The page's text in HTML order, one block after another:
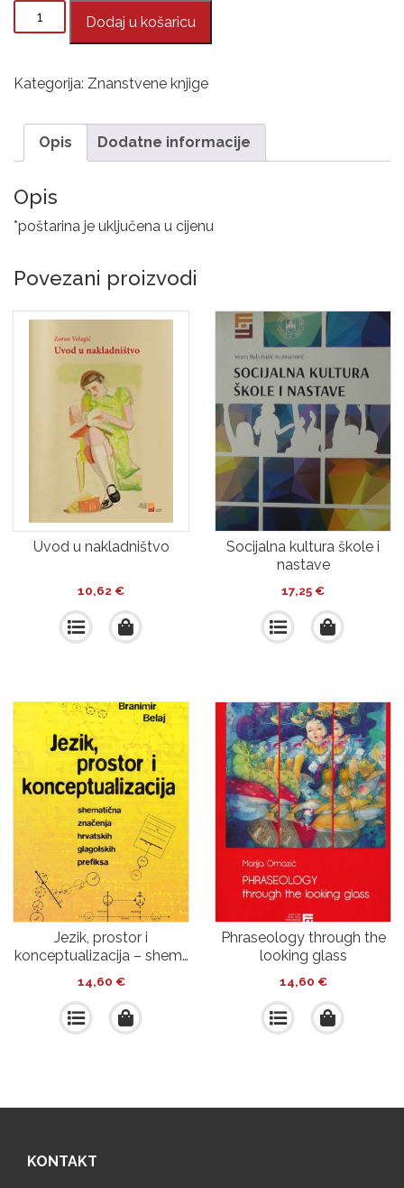
IMENOVANJE,
OSLOVLJAVANJE
DOZIVANJE
JEZIKU
količina
Dodaj u košaricu
Kategorija: Znanstvene knjige
Opis Dodatne informacije
Opis
*poštarina je uključena u cijenu
Povezani proizvodi
Uvod u nakladništvo
10,62 €
Socijalna kultura škole i
nastave
17,25 €
Jezik, prostor i
konceptualizacija – shem…
14,60 €
Phraseology through the
looking glass
14,60 €
KONTAKT